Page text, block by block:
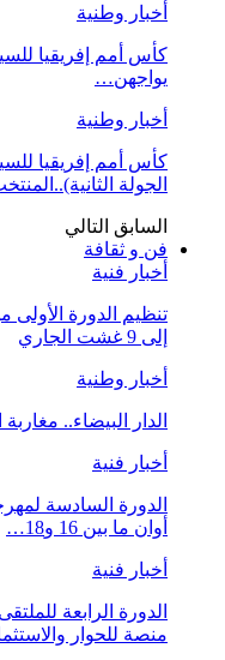
أخبار وطنية
يواجهن…
أخبار وطنية
الجولة
السابق التالي
فن و ثقافة
أخبار فنية
إلى 9 غشت الجاري
أخبار وطنية
الدار البيضاء..
أخبار فنية
الدورة السادسة
أوان ما بين 16 و18…
أخبار فنية
الدورة الرابعة
منصة للحوار